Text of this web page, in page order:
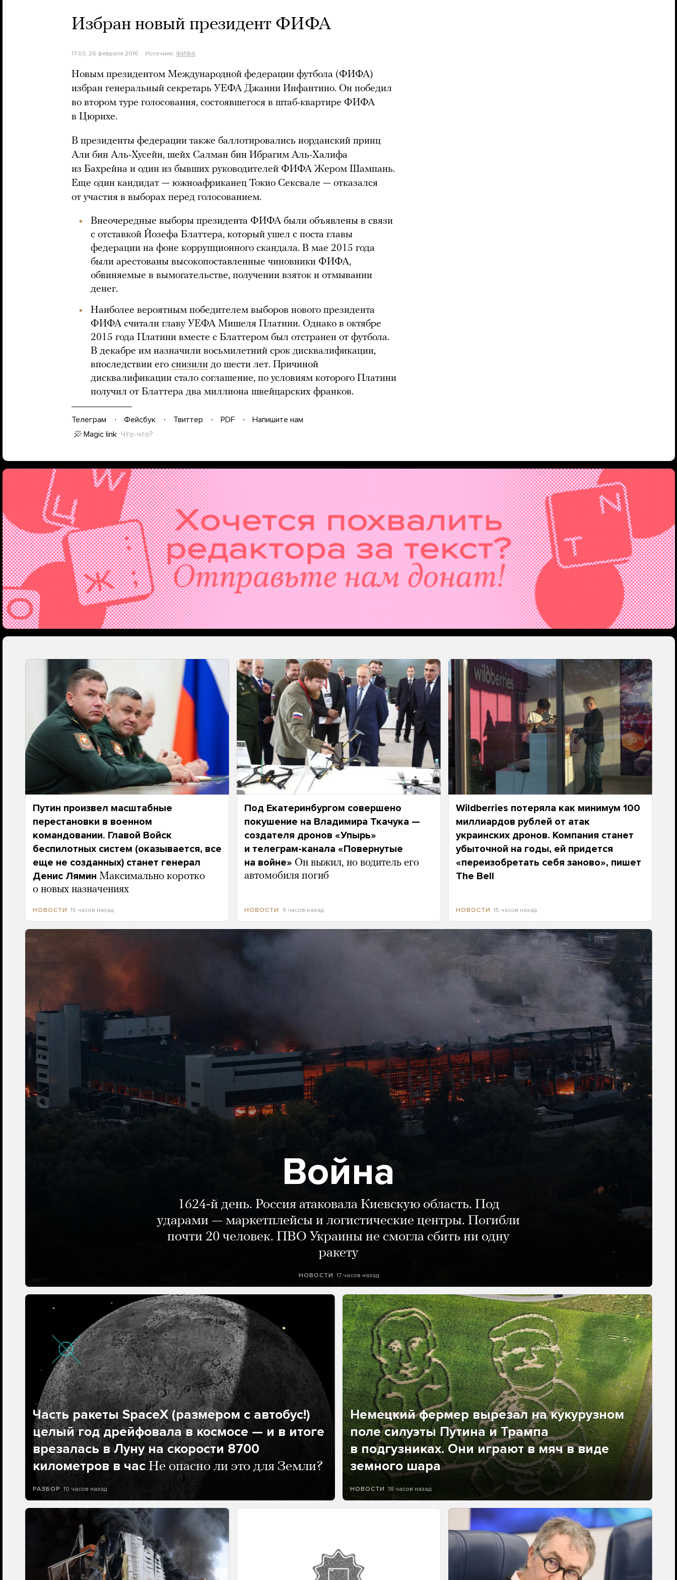
Избран новый президент ФИФА
17:03, 26 февраля 2016 Источник: ФИФА
Новым президентом Международной федерации футбола (ФИФА)
избран генеральный секретарь УЕФА Джанни Инфантино. Он победил
во втором туре голосования, состоявшегося в штаб-квартире ФИФА
в Цюрихе.
В президенты федерации также баллотировались иорданский принц
Али бин Аль-Хусейн, шейх Салман бин Ибрагим Аль-Халифа
из Бахрейна и один из бывших руководителей ФИФА Жером Шампань.
Еще один кандидат — южноафриканец Токио Сексвале — отказался
от участия в выборах перед голосованием.
Внеочередные выборы президента ФИФА были объявлены в связи
с отставкой Йозефа Блаттера, который ушел с поста главы
федерации на фоне коррупционного скандала. В мае 2015 года
были арестованы высокопоставленные чиновники ФИФА,
обвиняемые в вымогательстве, получении взяток и отмывании
денег.
Наиболее вероятным победителем выборов нового президента
ФИФА считали главу УЕФА Мишеля Платини. Однако в октябре
2015 года Платини вместе с Блаттером был отстранен от футбола.
В декабре им назначили восьмилетний срок дисквалификации,
впоследствии его снизили до шести лет. Причиной
дисквалификации стало соглашение, по условиям которого Платини
получил от Блаттера два миллиона швейцарских франков.
Телеграм Фейсбук Твиттер PDF
Напишите нам
Magic link Что-что?
Путин произвел масштабные
перестановки в военном
командовании. Главой Войск
беспилотных систем (оказывается, все
еще не созданных) станет генерал
Денис Лямин Максимально коротко
о новых назначениях
НОВОСТИ 15 часов назад
Под Екатеринбургом совершено
покушение на Владимира Ткачука —
создателя дронов «Упырь»
и телеграм-канала «Повернутые
на войне» Он выжил, но водитель его
автомобиля погиб
НОВОСТИ 9 часов назад
Wildberries потеряла как минимум 100
миллиардов рублей от атак
украинских дронов. Компания станет
убыточной на годы, ей придется
«переизобретать себя заново», пишет
The Bell
НОВОСТИ 15 часов назад
Война
1624-й день. Россия атаковала Киевскую область. Под
ударами — маркетплейсы и логистические центры. Погибли
почти 20 человек. ПВО Украины не смогла сбить ни одну
ракету
НОВОСТИ 17 часов назад
Часть ракеты SpaceX (размером с автобус!)
целый год дрейфовала в космосе — и в итоге
врезалась в Луну на скорости 8700
километров в час Не опасно ли это для Земли?
РАЗБОР 10 часов назад
Немецкий фермер вырезал на кукурузном
поле силуэты Путина и Трампа
в подгузниках. Они играют в мяч в виде
земного шара
НОВОСТИ 18 часов назад